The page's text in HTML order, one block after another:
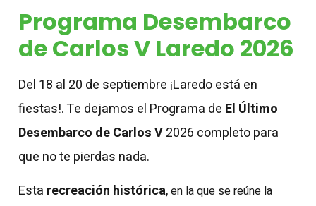
Programa Desembarco
de Carlos V Laredo 2026
Del 18 al 20 de septiembre ¡Laredo está en
fiestas!. Te dejamos el Programa de El Último
Desembarco de Carlos V2026 completo para
que no te pierdas nada.
Esta recreación histórica,en la que se reúne la